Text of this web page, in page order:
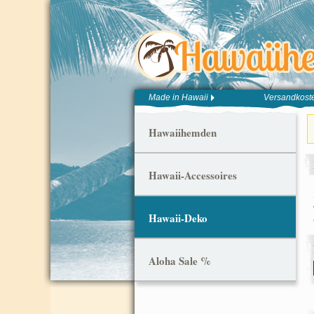
Made in Hawaii
Hawaiihemden
Hawaii-Accessoires
Hawaii-Deko
Aloha Sale %